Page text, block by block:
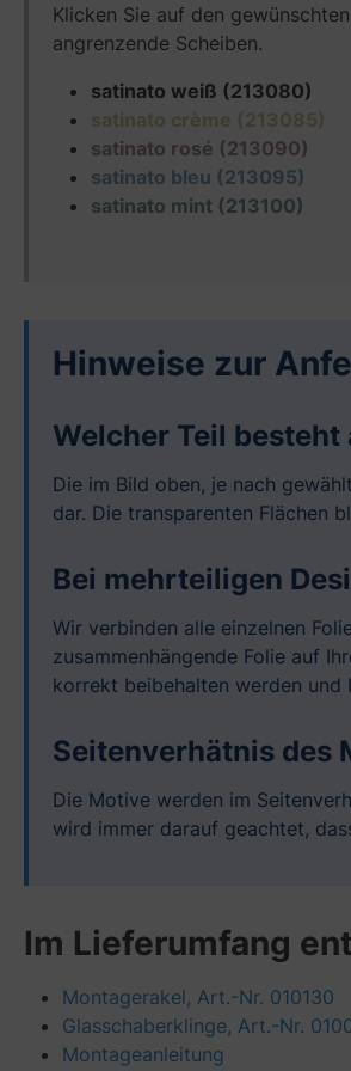
Klicken Sie auf den
angrenzende Scheiben.
satinato weiß (213080)
satinato crème (213085)
satinato rosé (213090)
satinato bleu (213095)
satinato mint (213100)
Hinweise zur
Welcher Teil besteht
Die im Bild oben, je nach
dar. Die transparenten Flächen
Bei mehrteiligen
Wir verbinden alle einzelnen
zusammenhängende Folie auf
korrekt beibehalten werden
Seitenverhätnis des
Die Motive werden im
wird immer darauf geachtet,
Im Lieferumfang
Montagerakel, Art.-Nr. 010130
Glasschaberklinge, Art.-Nr.
Montageanleitung